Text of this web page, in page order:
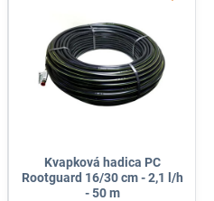
Kvapková hadica PC
Rootguard 16/30 cm - 2,1 l/h
- 50 m